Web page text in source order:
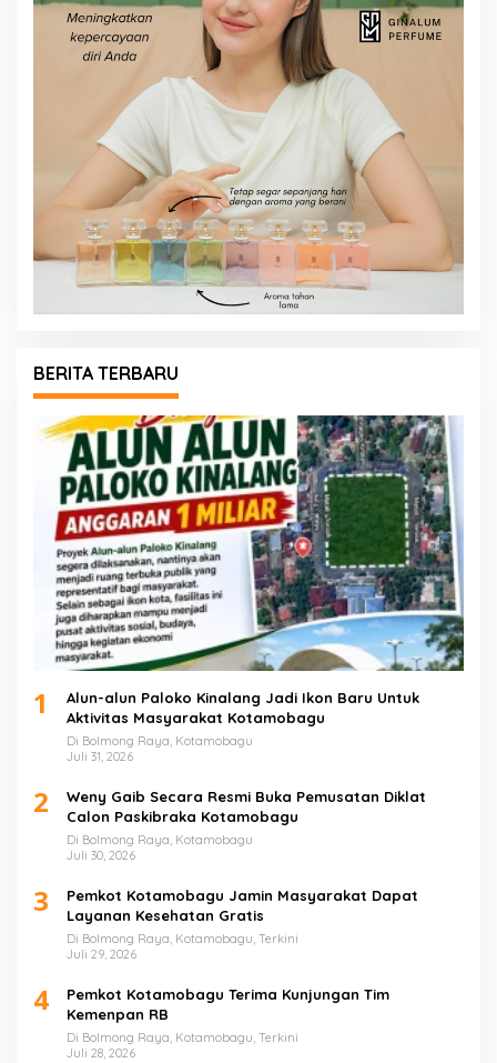
BERITA TERBARU
1
Alun-alun Paloko Kinalang Jadi Ikon Baru Untuk
Aktivitas Masyarakat Kotamobagu
Di Bolmong Raya, Kotamobagu
Juli 31, 2026
2
Weny Gaib Secara Resmi Buka Pemusatan Diklat
Calon Paskibraka Kotamobagu
Di Bolmong Raya, Kotamobagu
Juli 30, 2026
3
Pemkot Kotamobagu Jamin Masyarakat Dapat
Layanan Kesehatan Gratis
Di Bolmong Raya, Kotamobagu, Terkini
Juli 29, 2026
4
Pemkot Kotamobagu Terima Kunjungan Tim
Kemenpan RB
Di Bolmong Raya, Kotamobagu, Terkini
Juli 28, 2026